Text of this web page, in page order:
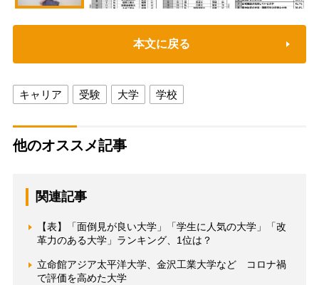
本文に戻る
キャリア 受験 大学 学校
他のオススメ記事
関連記事
【表】「面倒見が良い大学」「学生に人気の大学」「改
革力のある大学」ランキング、1位は？
立命館アジア太平洋大学、金沢工業大学など コロナ禍
で評価を高めた大学